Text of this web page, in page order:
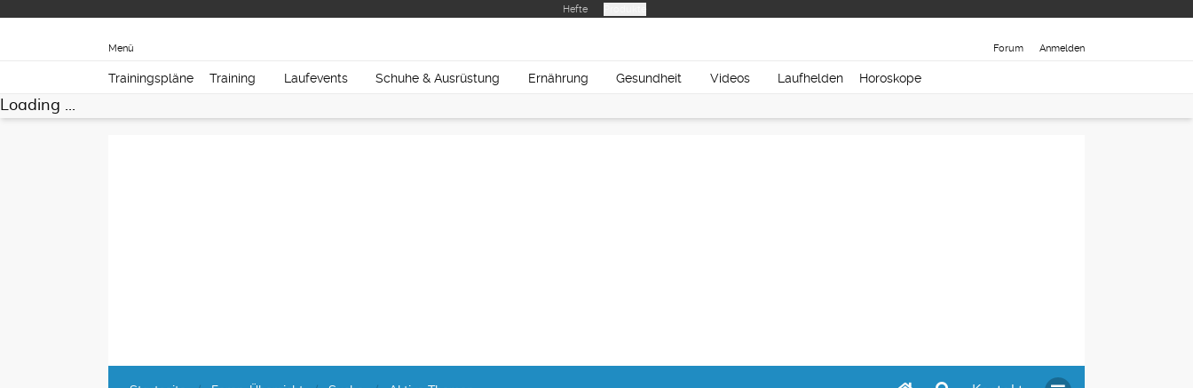
Hefte
Forum Anmelden
Menü
Trainingspläne Training Laufevents Schuhe & Ausrüstung Ernährung Gesundheit Videos Laufhelden Horoskope
Loading ...